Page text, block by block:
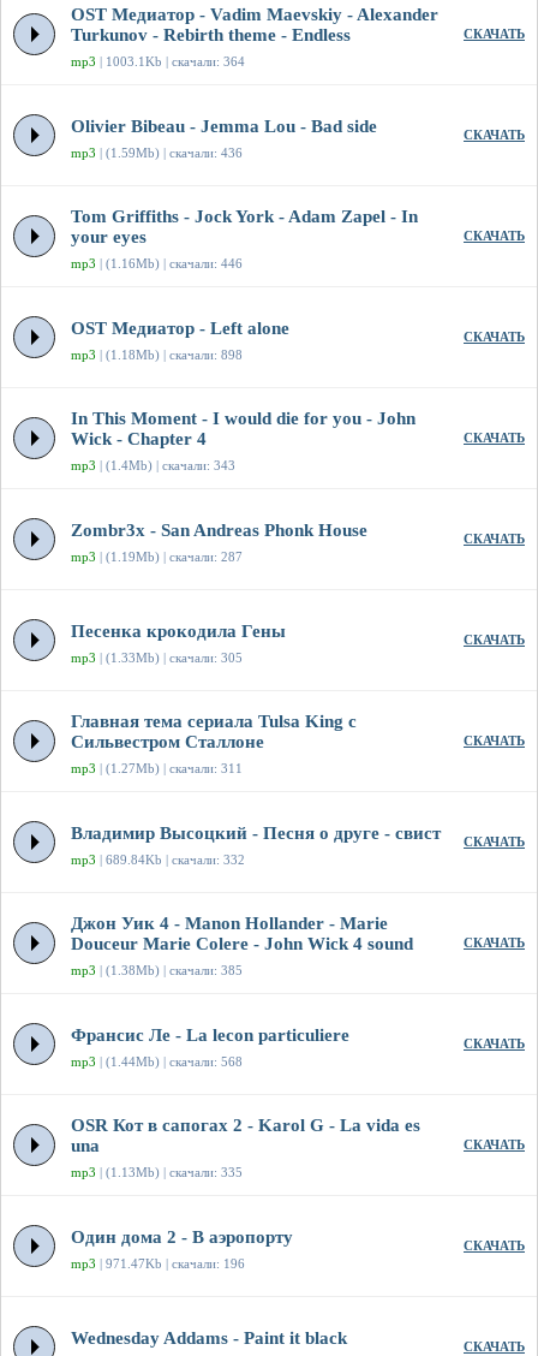
OST Медиатор - Vadim Maevskiy - Alexander
Turkunov - Rebirth theme - Endless
mp3 | 1003.1Kb | скачали: 364
СКАЧАТЬ
Olivier Bibeau - Jemma Lou - Bad side
mp3 | (1.59Mb) | скачали: 436
СКАЧАТЬ
Tom Griffiths - Jock York - Adam Zapel - In
your eyes
mp3 | (1.16Mb) | скачали: 446
СКАЧАТЬ
OST Медиатор - Left alone
mp3 | (1.18Mb) | скачали: 898
СКАЧАТЬ
In This Moment - I would die for you - John
Wick - Chapter 4
mp3 | (1.4Mb) | скачали: 343
СКАЧАТЬ
Zombr3x - San Andreas Phonk House
mp3 | (1.19Mb) | скачали: 287
СКАЧАТЬ
Песенка крокодила Гены
mp3 | (1.33Mb) | скачали: 305
СКАЧАТЬ
Главная тема сериала Tulsa King с
Сильвестром Сталлоне
mp3 | (1.27Mb) | скачали: 311
СКАЧАТЬ
Владимир Высоцкий - Песня о друге - свист
mp3 | 689.84Kb | скачали: 332
СКАЧАТЬ
Джон Уик 4 - Manon Hollander - Marie
Douceur Marie Colere - John Wick 4 sound
mp3 | (1.38Mb) | скачали: 385
СКАЧАТЬ
Франсис Ле - La lecon particuliere
mp3 | (1.44Mb) | скачали: 568
СКАЧАТЬ
OSR Кот в сапогах 2 - Karol G - La vida es
una
mp3 | (1.13Mb) | скачали: 335
СКАЧАТЬ
Один дома 2 - В аэропорту
mp3 | 971.47Kb | скачали: 196
СКАЧАТЬ
Wednesday Addams - Paint it black СКАЧАТЬ